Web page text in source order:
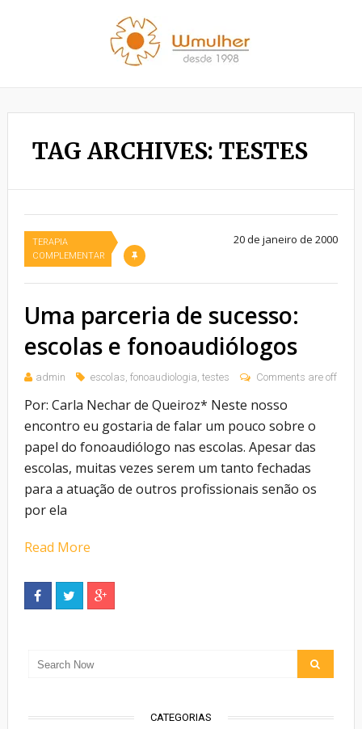
TAG ARCHIVES: TESTES
TERAPIA
COMPLEMENTAR
20 de janeiro de 2000
Uma parceria de sucesso:
escolas e fonoaudiólogos
admin escolas, fonoaudiologia, testes Comments are off
Por: Carla Nechar de Queiroz* Neste nosso
encontro eu gostaria de falar um pouco sobre o
papel do fonoaudiólogo nas escolas. Apesar das
escolas, muitas vezes serem um tanto fechadas
para a atuação de outros profissionais senão os
por ela
Read More
CATEGORIAS